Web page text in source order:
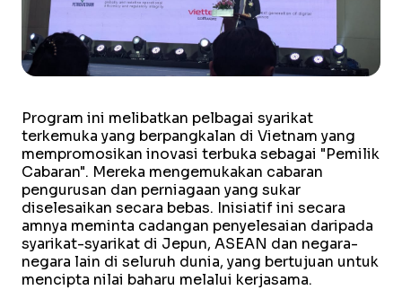
Program ini melibatkan pelbagai syarikat
terkemuka yang berpangkalan di Vietnam yang
mempromosikan inovasi terbuka sebagai "Pemilik
Cabaran". Mereka mengemukakan cabaran
pengurusan dan perniagaan yang sukar
diselesaikan secara bebas. Inisiatif ini secara
amnya meminta cadangan penyelesaian daripada
syarikat-syarikat di Jepun, ASEAN dan negara-
negara lain di seluruh dunia, yang bertujuan untuk
mencipta nilai baharu melalui kerjasama.